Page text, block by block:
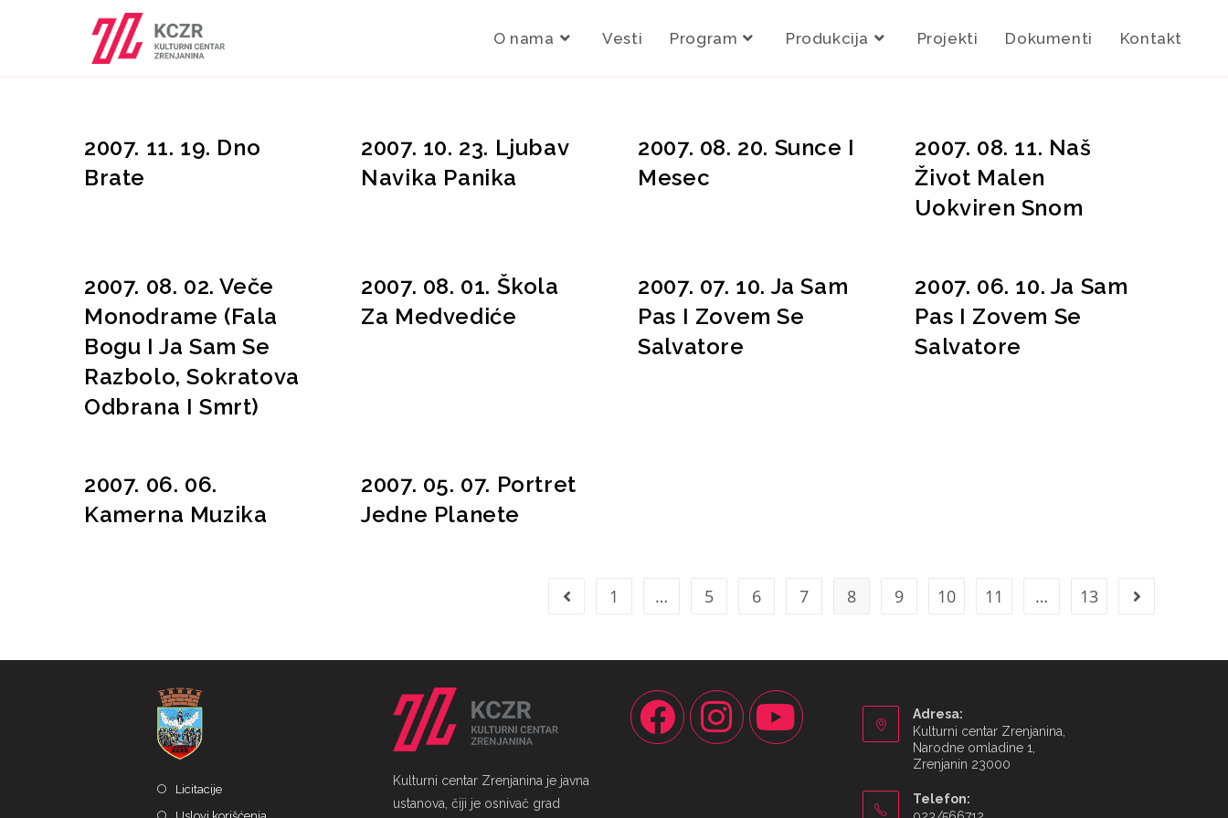
O nama Vesti Program Produkcija Projekti Dokumenti Kontakt
2007. 11. 19. Dno
Brate
2007. 10. 23. Ljubav
Navika Panika
2007. 08. 20. Sunce I
Mesec
2007. 08. 11. Naš
Život Malen
Uokviren Snom
2007. 08. 02. Veče
Monodrame (Fala
Bogu I Ja Sam Se
Razbolo, Sokratova
Odbrana I Smrt)
2007. 08. 01. Škola
Za Medvediće
2007. 07. 10. Ja Sam
Pas I Zovem Se
Salvatore
2007. 06. 10. Ja Sam
Pas I Zovem Se
Salvatore
2007. 06. 06.
Kamerna Muzika
2007. 05. 07. Portret
Jedne Planete
1 … 5 6 7 8 9 10 11 … 13
Licitacije
Kulturni centar Zrenjanina je javna
ustanova, čiji je osnivač grad
Adresa:
Kulturni centar Zrenjanina,
Narodne omladine 1,
Zrenjanin 23000
Telefon: